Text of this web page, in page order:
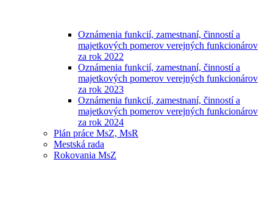
Oznámenia funkcií, zamestnaní, činností a
majetkových pomerov verejných funkcionárov
za rok 2022
Oznámenia funkcií, zamestnaní, činností a
majetkových pomerov verejných funkcionárov
za rok 2023
Oznámenia funkcií, zamestnaní, činností a
majetkových pomerov verejných funkcionárov
za rok 2024
Plán práce MsZ, MsR
Mestská rada
Rokovania MsZ